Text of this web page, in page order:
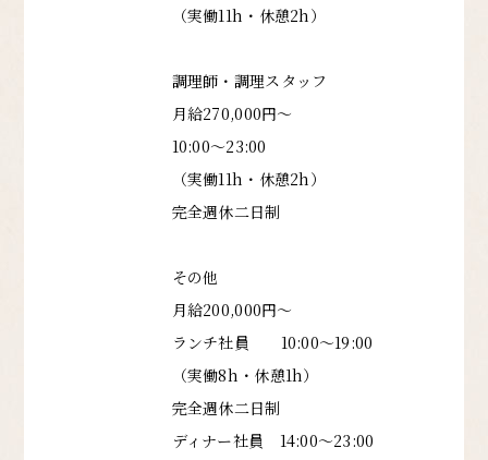
（実働11h・休憩2h）
調理師・調理スタッフ
月給270,000円〜
10:00〜23:00
（実働11h・休憩2h）
完全週休二日制
その他
月給200,000円〜
ランチ社員 10:00〜19:00
（実働8h・休憩1h）
完全週休二日制
ディナー社員 14:00〜23:00